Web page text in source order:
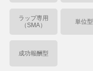
ラップ専用
（SMA）
単位型
成功報酬型